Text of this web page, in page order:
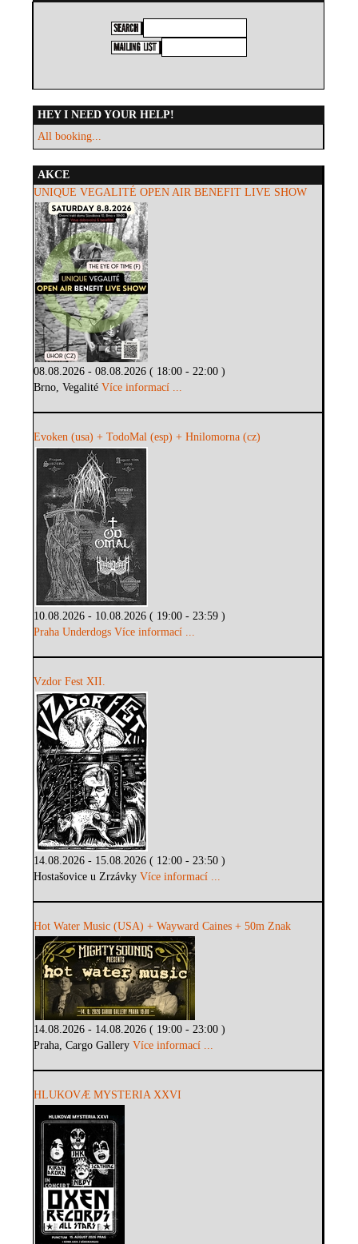
HEY I NEED YOUR HELP!
All booking...
AKCE
UNIQUE VEGALITÉ OPEN AIR BENEFIT LIVE SHOW
08.08.2026 - 08.08.2026 ( 18:00 - 22:00 )
Brno, VegalitéVíce informací ...
Evoken (usa) + TodoMal (esp) + Hnilomorna (cz)
10.08.2026 - 10.08.2026 ( 19:00 - 23:59 )
Praha Underdogs Více informací ...
Vzdor Fest XII.
14.08.2026 - 15.08.2026 ( 12:00 - 23:50 )
Hostašovice u ZrzávkyVíce informací ...
Hot Water Music (USA) + Wayward Caines + 50m Znak
14.08.2026 - 14.08.2026 ( 19:00 - 23:00 )
Praha, Cargo GalleryVíce informací ...
HLUKOVÆ MYSTERIA XXVI